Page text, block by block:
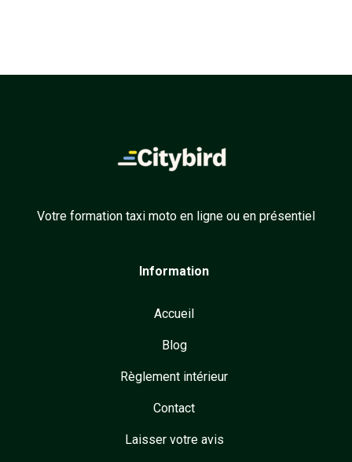
Votre formation taxi moto en ligne ou en présentiel
Information
Accueil
Blog
Règlement intérieur
Contact
Laisser votre avis